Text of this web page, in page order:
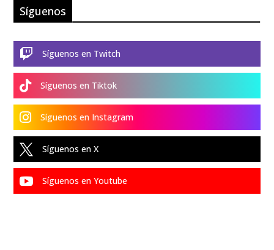
Síguenos
 Síguenos en Twitch
 Síguenos en Tiktok
 Síguenos en Instagram
 Síguenos en X
 Síguenos en Youtube